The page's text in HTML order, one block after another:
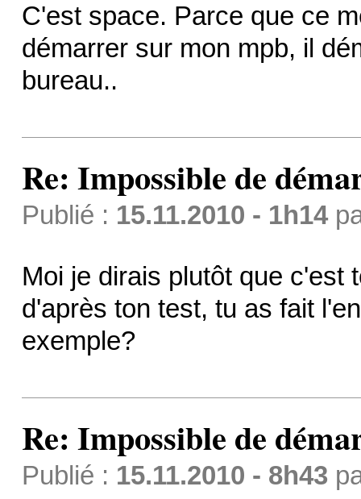
C'est space. Parce que ce
démarrer sur mon mpb, il
bureau..
Re: Impossible de
Publié : 15.11.2010 - 1h14
Moi je dirais plutôt que c'est
d'après ton test, tu as fait
exemple?
Re: Impossible de
Publié : 15.11.2010 - 8h43